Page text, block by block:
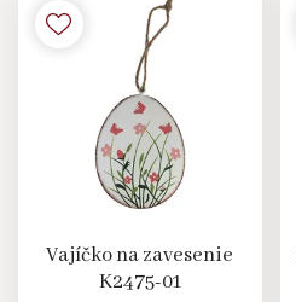
Vajíčko na zavesenie
K2475-01